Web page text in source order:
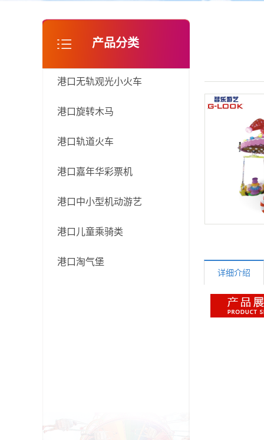
产品分类
港口无轨观光小火车
港口旋转木马
港口轨道火车
港口嘉年华彩票机
港口中小型机动游艺
港口儿童乘骑类
港口淘气堡
详细介绍